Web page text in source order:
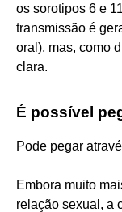
os sorotipos 6 e
transmissão é
oral), mas, como
clara.
É possível
Pode pegar
Embora muito
relação sexual, a